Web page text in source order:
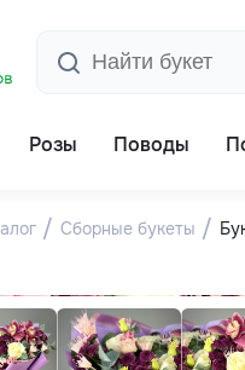
Розы Поводы
Сборные букеты